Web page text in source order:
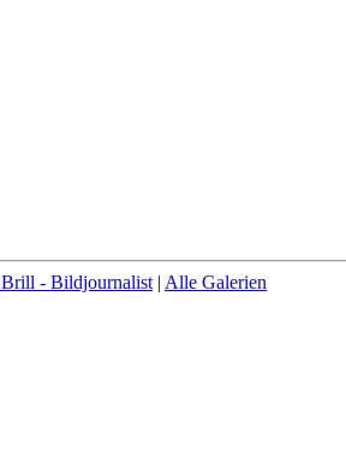
Brill - Bildjournalist | Alle Galerien